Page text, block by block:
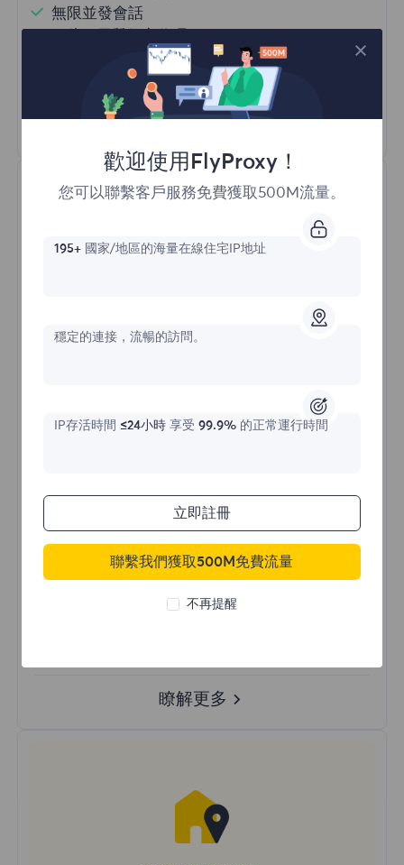
無限並發會話
HTTP(S)/SOCKS5
$?/天
立即購買
不限流量使用
全球超過50個地區
瞭解更多
歡迎使用FlyProxy！
您可以聯繫客戶服務免費獲取500M流量。
195+國家/地區的海量在線住宅IP地址
穩定的連接，流暢的訪問。
IP存活時間 ≤24小時享受 99.9%的正常運行時間
立即註冊
聯繫我們獲取500M免費流量
不再提醒